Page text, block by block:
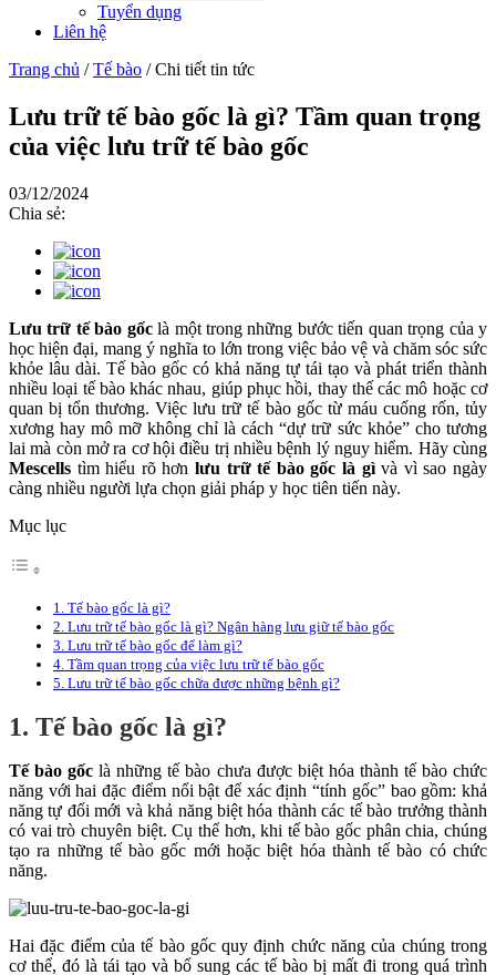
Tuyển dụng
Liên hệ
Trang chủ /Tế bào /Chi tiết tin tức
Lưu trữ tế bào gốc là gì? Tầm quan trọng
của việc lưu trữ tế bào gốc
03/12/2024
Chia sẻ:
Lưu trữ tế bào gốclà một trong những bước tiến quan trọng của y
học hiện đại, mang ý nghĩa to lớn trong việc bảo vệ và chăm sóc sức
khỏe lâu dài. Tế bào gốc có khả năng tự tái tạo và phát triển thành
nhiều loại tế bào khác nhau, giúp phục hồi, thay thế các mô hoặc cơ
quan bị tổn thương. Việc lưu trữ tế bào gốc từ máu cuống rốn, tủy
xương hay mô mỡ không chỉ là cách “dự trữ sức khỏe” cho tương
lai mà còn mở ra cơ hội điều trị nhiều bệnh lý nguy hiểm. Hãy cùng
Mescells tìm hiểu rõ hơn lưu trữ tế bào gốc là gìvà vì sao ngày
càng nhiều người lựa chọn giải pháp y học tiên tiến này.
Mục lục
1. Tế bào gốc là gì?
2. Lưu trữ tế bào gốc là gì? Ngân hàng lưu giữ tế bào gốc
3. Lưu trữ tế bào gốc để làm gì?
4. Tầm quan trọng của việc lưu trữ tế bào gốc
5. Lưu trữ tế bào gốc chữa được những bệnh gì?
1. Tế bào gốc là gì?
Tế bào gốc là những tế bào chưa được biệt hóa thành tế bào chức
năng với hai đặc điểm nổi bật để xác định “tính gốc” bao gồm: khả
năng tự đổi mới và khả năng biệt hóa thành các tế bào trưởng thành
có vai trò chuyên biệt. Cụ thể hơn, khi tế bào gốc phân chia, chúng
tạo ra những tế bào gốc mới hoặc biệt hóa thành tế bào có chức
năng.
Hai đặc điểm của tế bào gốc quy định chức năng của chúng trong
cơ thể, đó là tái tạo và bổ sung các tế bào bị mất đi trong quá trình